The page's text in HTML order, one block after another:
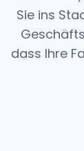
Sie ins
dass Ihre